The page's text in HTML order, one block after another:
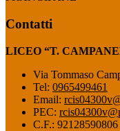
Contatti
LICEO “T.
Via Tommaso
Tel: 0965499461
Email:
PEC:
C.F.: 92128590806